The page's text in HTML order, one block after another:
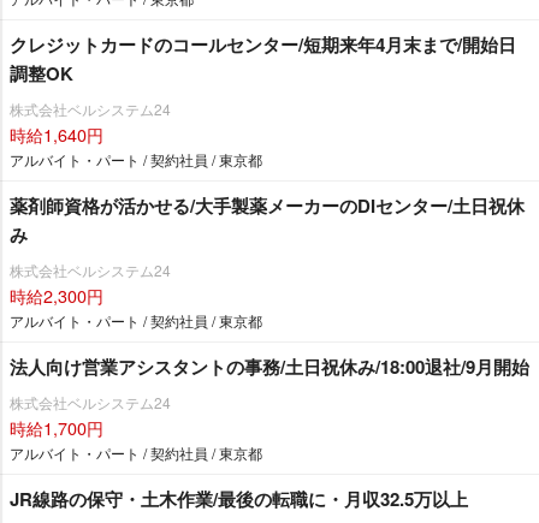
クレジットカードのコールセンター/短期来年4月末まで/開始日
調整OK
株式会社ベルシステム24
時給1,640円
アルバイト・パート / 契約社員 / 東京都
薬剤師資格が活かせる/大手製薬メーカーのDIセンター/土日祝休
み
株式会社ベルシステム24
時給2,300円
アルバイト・パート / 契約社員 / 東京都
法人向け営業アシスタントの事務/土日祝休み/18:00退社/9月開始
株式会社ベルシステム24
時給1,700円
アルバイト・パート / 契約社員 / 東京都
JR線路の保守・土木作業/最後の転職に・月収32.5万以上